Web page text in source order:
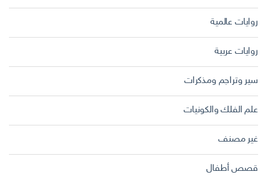
روايات عالمية
روايات عربية
سير وتراجم ومذكرات
علم الفلك والكونيات
غير مصنف
قصص أطفال